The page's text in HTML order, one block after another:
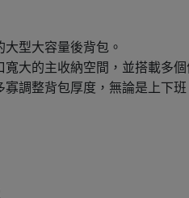
型大容量後背包。
大的主收納空間，並搭載多
調整背包厚度，無論是上下